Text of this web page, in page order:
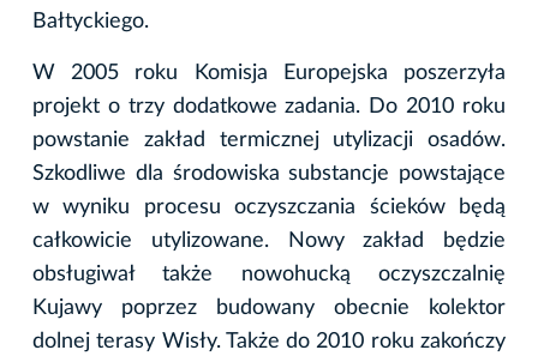
Bałtyckiego.
W 2005 roku Komisja Europejska poszerzyła
projekt o trzy dodatkowe zadania. Do 2010 roku
powstanie zakład termicznej utylizacji osadów.
Szkodliwe dla środowiska substancje powstające
w wyniku procesu oczyszczania ścieków będą
całkowicie utylizowane. Nowy zakład będzie
obsługiwał także nowohucką oczyszczalnię
Kujawy poprzez budowany obecnie kolektor
dolnej terasy Wisły. Także do 2010 roku zakończy